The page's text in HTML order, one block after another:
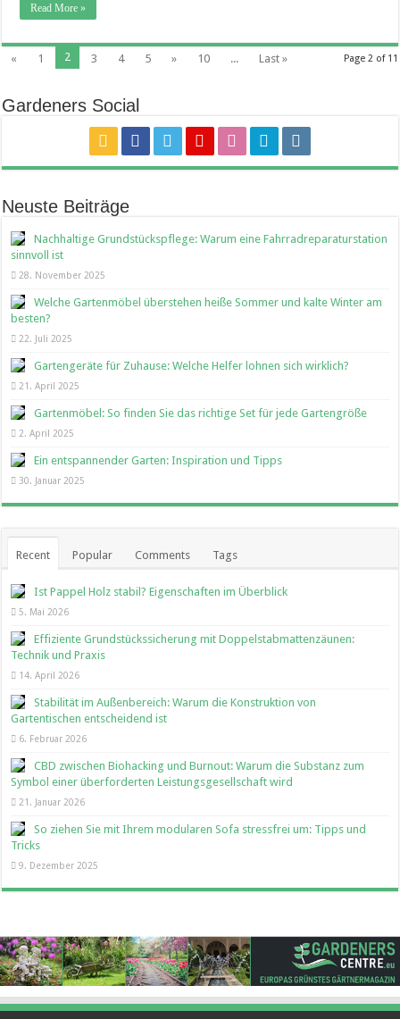
Read More »
Page 2 of 11
« 1 2 3 4 5 » 10 ... Last »
Gardeners Social
Neuste Beiträge
Nachhaltige Grundstückspflege: Warum eine Fahrradreparaturstation
sinnvoll ist
28. November 2025
Welche Gartenmöbel überstehen heiße Sommer und kalte Winter am
besten?
22. Juli 2025
Gartengeräte für Zuhause: Welche Helfer lohnen sich wirklich?
21. April 2025
Gartenmöbel: So finden Sie das richtige Set für jede Gartengröße
2. April 2025
Ein entspannender Garten: Inspiration und Tipps
30. Januar 2025
Recent Popular Comments Tags
Ist Pappel Holz stabil? Eigenschaften im Überblick
5. Mai 2026
Effiziente Grundstückssicherung mit Doppelstabmattenzäunen:
Technik und Praxis
14. April 2026
Stabilität im Außenbereich: Warum die Konstruktion von
Gartentischen entscheidend ist
6. Februar 2026
CBD zwischen Biohacking und Burnout: Warum die Substanz zum
Symbol einer überforderten Leistungsgesellschaft wird
21. Januar 2026
So ziehen Sie mit Ihrem modularen Sofa stressfrei um: Tipps und
Tricks
9. Dezember 2025